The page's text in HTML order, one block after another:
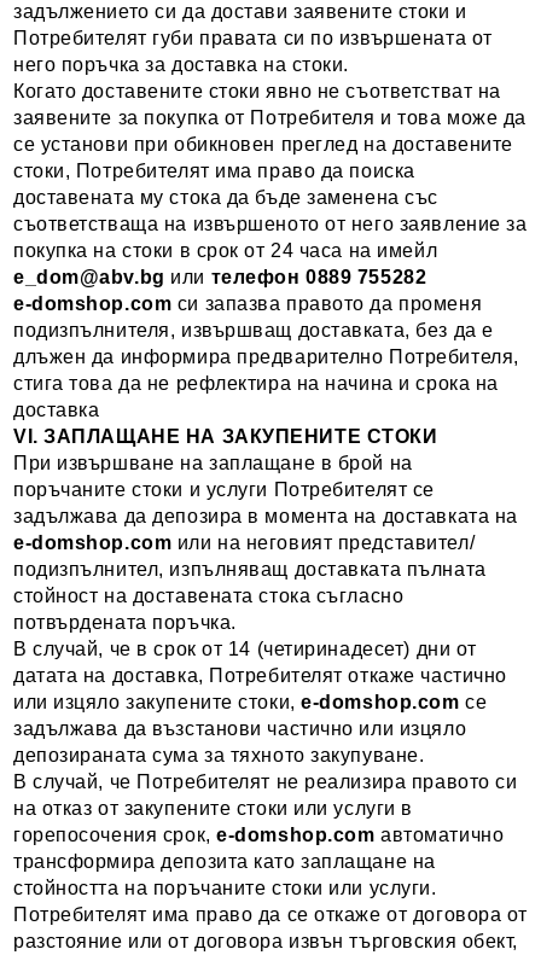
задължението си да достави заявените стоки и
Потребителят губи правата си по извършената от
него поръчка за доставка на стоки.
Когато доставените стоки явно не съответстват на
заявените за покупка от Потребителя и това може да
се установи при обикновен преглед на доставените
стоки, Потребителят има право да поиска
доставената му стока да бъде заменена със
съответстваща на извършеното от него заявление за
покупка на стоки в срок от 24 часа на имейл
e_dom@abv.bg или телефон 0889 755282
e-domshop.com си запазва правото да променя
подизпълнителя, извършващ доставката, без да е
длъжен да информира предварително Потребителя,
стига това да не рефлектира на начина и срока на
доставка
VI. ЗАПЛАЩАНЕ НА ЗАКУПЕНИТЕ СТОКИ
При извършване на заплащане в брой на
поръчаните стоки и услуги Потребителят се
задължава да депозира в момента на доставката на
e-domshop.com или на неговият представител/
подизпълнител, изпълняващ доставката пълната
стойност на доставената стока съгласно
потвърдената поръчка.
В случай, че в срок от 14 (четиринадесет) дни от
датата на доставка, Потребителят откаже частично
или изцяло закупените стоки,e-domshop.com се
задължава да възстанови частично или изцяло
депозираната сума за тяхното закупуване.
В случай, че Потребителят не реализира правото си
на отказ от закупените стоки или услуги в
горепосочения срок,e-domshop.com автоматично
трансформира депозита като заплащане на
стойността на поръчаните стоки или услуги.
Потребителят има право да се откаже от договора от
разстояние или от договора извън търговския обект,